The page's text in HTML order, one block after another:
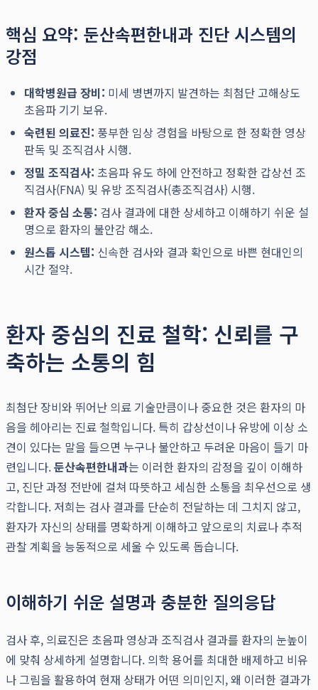
핵심 요약: 둔산속편한내과 진단 시스템의
강점
대학병원급 장비: 미세 병변까지 발견하는 최첨단 고해상도
초음파 기기 보유.
숙련된 의료진: 풍부한 임상 경험을 바탕으로 한 정확한 영상
판독 및 조직검사 시행.
정밀 조직검사: 초음파 유도 하에 안전하고 정확한 갑상선 조
직검사(FNA) 및 유방 조직검사(총조직검사) 시행.
환자 중심 소통: 검사 결과에 대한 상세하고 이해하기 쉬운 설
명으로 환자의 불안감 해소.
원스톱 시스템: 신속한 검사와 결과 확인으로 바쁜 현대인의
시간 절약.
환자 중심의 진료 철학: 신뢰를 구
축하는 소통의 힘
최첨단 장비와 뛰어난 의료 기술만큼이나 중요한 것은 환자의 마
음을 헤아리는 진료 철학입니다. 특히 갑상선이나 유방에 이상 소
견이 있다는 말을 들으면 누구나 불안하고 두려운 마음이 들기 마
련입니다.둔산속편한내과는 이러한 환자의 감정을 깊이 이해하
고, 진단 과정 전반에 걸쳐 따뜻하고 세심한 소통을 최우선으로 생
각합니다. 저희는 검사 결과를 단순히 전달하는 데 그치지 않고,
환자가 자신의 상태를 명확하게 이해하고 앞으로의 치료나 추적
관찰 계획을 능동적으로 세울 수 있도록 돕습니다.
이해하기 쉬운 설명과 충분한 질의응답
검사 후, 의료진은 초음파 영상과 조직검사 결과를 환자의 눈높이
에 맞춰 상세하게 설명합니다. 의학 용어를 최대한 배제하고 비유
나 그림을 활용하여 현재 상태가 어떤 의미인지, 왜 이러한 결과가